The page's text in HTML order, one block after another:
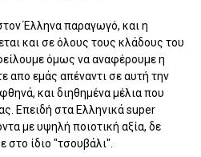
Έλληνα παραγωγό, και η
και σε όλους τους κλάδους του
όμως να αναφέρουμε η
απο εμάς απέναντι σε αυτή την
και διηθημένα μέλια που
Επειδή στα Ελληνικά super
με υψηλή ποιοτική αξία, δε
στο ίδιο "τσουβάλι".